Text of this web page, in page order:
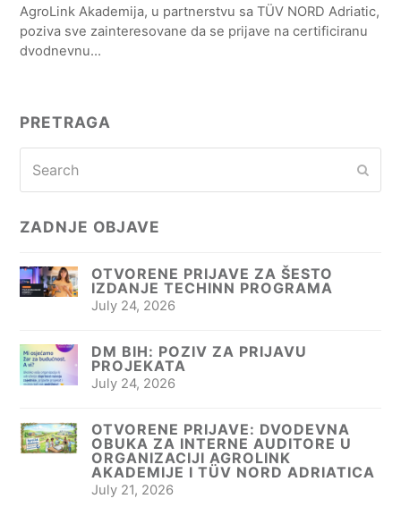
AgroLink Akademija, u partnerstvu sa TÜV NORD Adriatic,
poziva sve zainteresovane da se prijave na certificiranu
dvodnevnu…
PRETRAGA
ZADNJE OBJAVE
OTVORENE PRIJAVE ZA ŠESTO
IZDANJE TECHINN PROGRAMA
July 24, 2026
DM BIH: POZIV ZA PRIJAVU
PROJEKATA
July 24, 2026
OTVORENE PRIJAVE: DVODEVNA
OBUKA ZA INTERNE AUDITORE U
ORGANIZACIJI AGROLINK
AKADEMIJE I TÜV NORD ADRIATICA
July 21, 2026